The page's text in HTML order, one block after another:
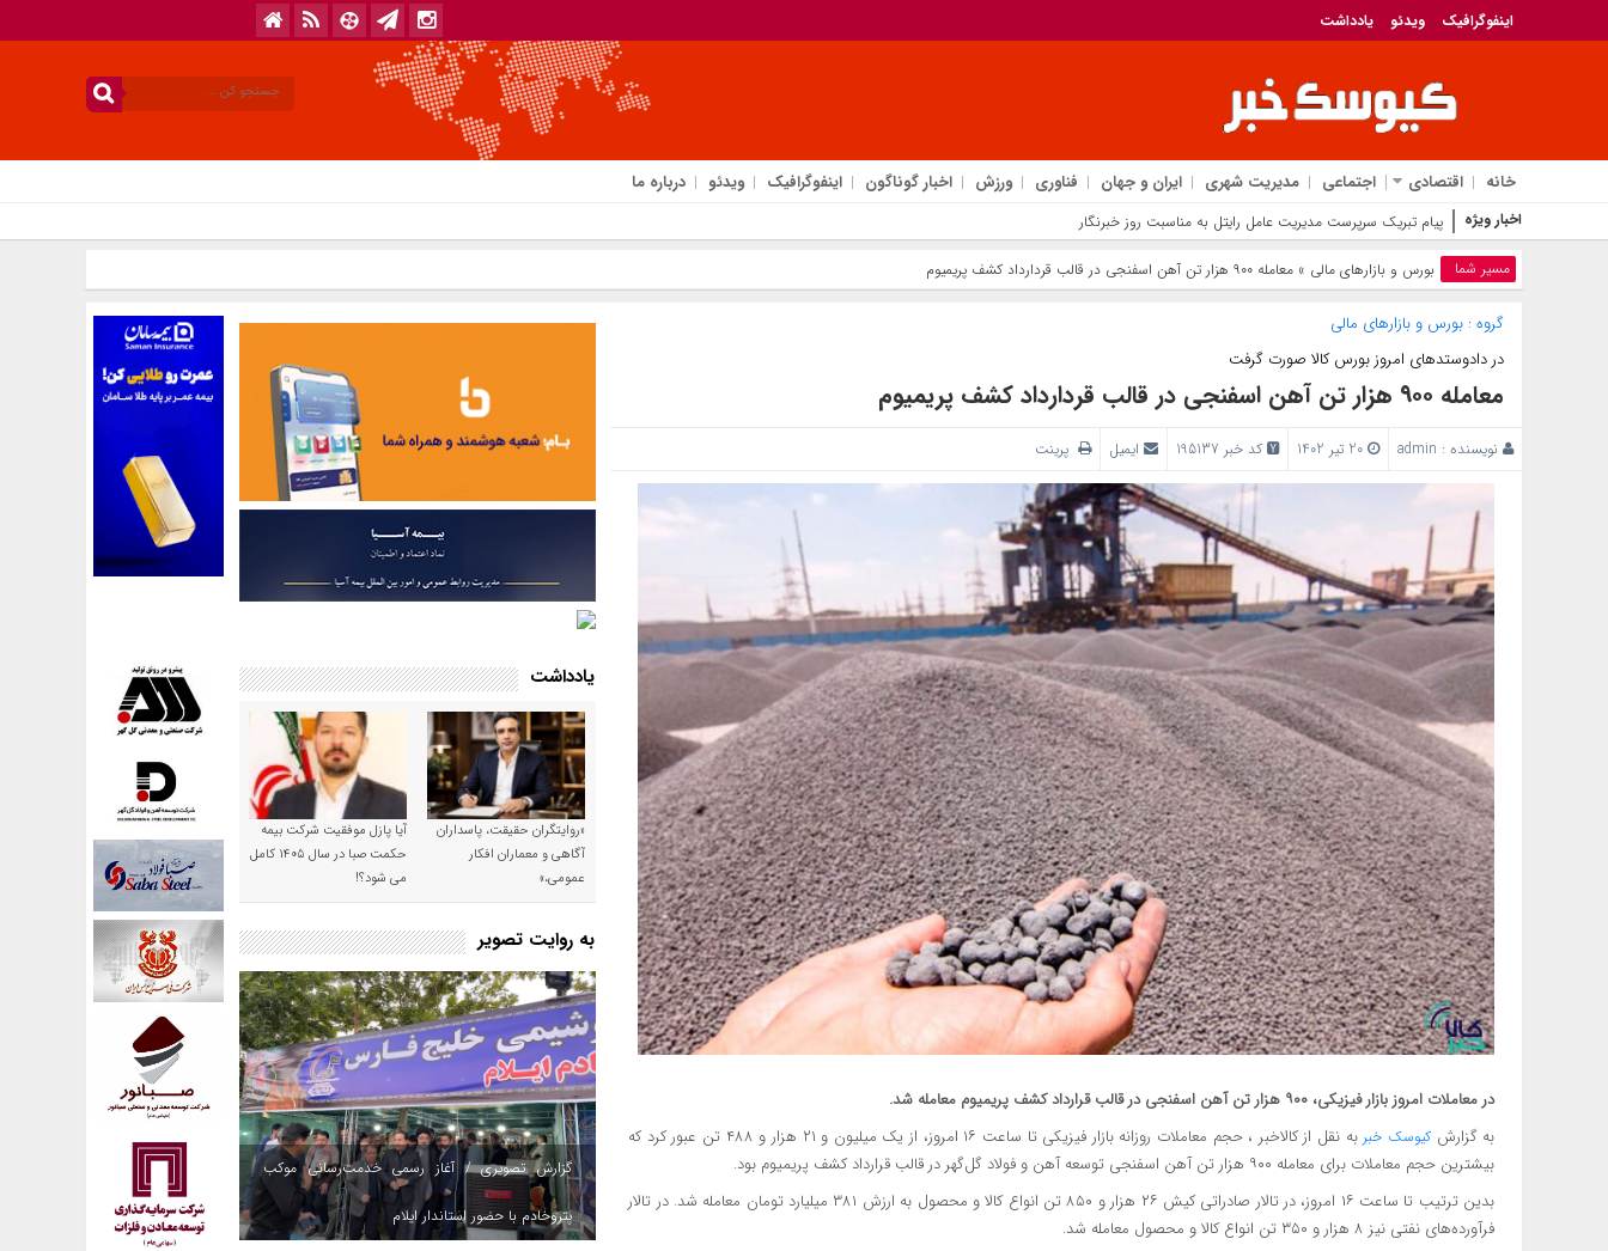
اینفوگرافیک ویدئو یادداشت
خانه اقتصادی اجتماعی مدیریت شهری ایران و جهان فناوری ورزش اخبار گوناگون اینفوگرافیک ویدئو درباره ما
اخبار ویژه پیام تبریک سرپرست مدیریت عامل رایتل به مناسبت روز خبرنگار
مسیر شما بورس و بازار‌های مالی » معامله ۹۰۰ هزار تن آهن اسفنجی در قالب قردارداد کشف پریمیوم
گروه :بورس و بازار‌های مالی
در دادوستدهای امروز بورس کالا صورت گرفت
معامله ۹۰۰ هزار تن آهن اسفنجی در قالب قردارداد کشف پریمیوم
نویسنده : admin کد خبر 195137 ایمیل پرینت
در معاملات امروز بازار فیزیکی، ۹۰۰ هزار تن آهن اسفنجی در قالب قرارداد کشف پریمیوم معامله شد.
به گزارشکیوسک خبر
به نقل از کالاخبر ، حجم معاملات روزانه بازار فیزیکی تا ساعت ۱۶ امروز، از یک میلیون و ۲۱ هزار و ۴۸۸ تن عبور کرد که
بیشترین حجم معاملات برای معامله ۹۰۰ هزار تن آهن اسفنجی توسعه آهن و فولاد گل‌گهر در قالب قرارداد کشف پریمیوم بود.
بدین ترتیب تا ساعت ۱۶ امروز، در تالار صادراتی کیش ۲۶ هزار و ۸۵۰ تن انواع کالا و محصول به ارزش ۳۸۱ میلیارد تومان معامله شد. در تالار
فرآورده‌های نفتی نیز ۸ هزار و ۳۵۰ تن انواع کالا و محصول معامله شد.
یادداشت
«روایتگران حقیقت، پاسداران
آگاهی و معماران افکار
عمومی،»
آیا پازل موفقیت شرکت بیمه
حکمت صبا در سال ۱۴۰۵ کامل
می شود؟!
به روایت تصویر
گزارش تصویری / آغاز رسمی خدمت‌رسانی موکب
پتروخادم با حضور استاندار ایلام